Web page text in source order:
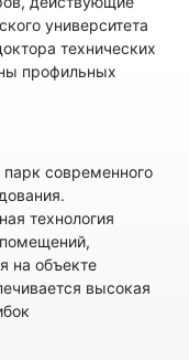
университета
технических
профильных
современного
технология
на объекте
высокая